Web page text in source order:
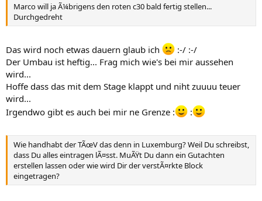
Marco will ja Ã¼brigens den roten c30 bald fertig stellen...
Durchgedreht
Das wird noch etwas dauern glaub ich
:-/ :-/
Der Umbau ist heftig... Frag mich wie's bei mir aussehen
wird...
Hoffe dass das mit dem Stage klappt und niht zuuuu teuer
wird...
Irgendwo gibt es auch bei mir ne Grenze :
:
Wie handhabt der TÃœV das denn in Luxemburg? Weil Du schreibst,
dass Du alles eintragen lÃ¤sst. MuÃŸt Du dann ein Gutachten
erstellen lassen oder wie wird Dir der verstÃ¤rkte Block
eingetragen?